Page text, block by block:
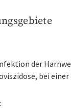
der
bei